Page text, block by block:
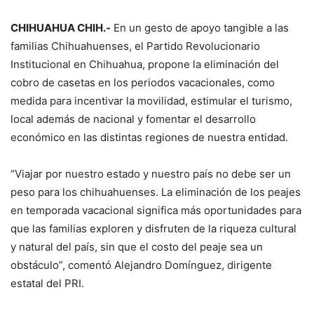
CHIHUAHUA CHIH.- En un gesto de apoyo tangible a las
familias Chihuahuenses, el Partido Revolucionario
Institucional en Chihuahua, propone la eliminación del
cobro de casetas en los periodos vacacionales, como
medida para incentivar la movilidad, estimular el turismo,
local además de nacional y fomentar el desarrollo
económico en las distintas regiones de nuestra entidad.
“Viajar por nuestro estado y nuestro país no debe ser un
peso para los chihuahuenses. La eliminación de los peajes
en temporada vacacional significa más oportunidades para
que las familias exploren y disfruten de la riqueza cultural
y natural del país, sin que el costo del peaje sea un
obstáculo”, comentó Alejandro Domínguez, dirigente
estatal del PRI.